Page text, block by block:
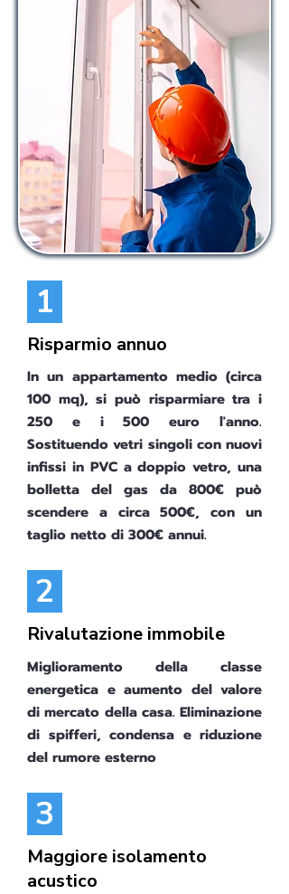
1
Risparmio annuo
In un appartamento medio (circa
100 mq), si può risparmiare tra i
250 e i 500 euro l'anno.
Sostituendo vetri singoli con nuovi
infissi in PVC a doppio vetro, una
bolletta del gas da 800€ può
scendere a circa 500€, con un
taglio netto di 300€ annui.
2
Rivalutazione immobile
Miglioramento della classe
energetica e aumento del valore
di mercato della casa. Eliminazione
di spifferi, condensa e riduzione
del rumore esterno
3
Maggiore isolamento
acustico